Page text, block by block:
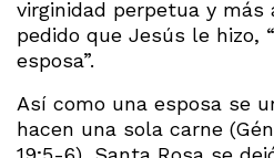
virginidad perpetua y
pedido que Jesús le hizo,
esposa”.
Así como una esposa se
hacen una sola carne